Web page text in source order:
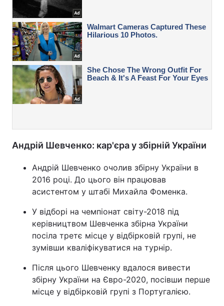
Андрій Шевченко: кар'єра у збірній України
Андрій Шевченко очолив збірну України в
2016 році. До цього він працював
асистентом у штабі Михайла Фоменка.
У відборі на чемпіонат світу-2018 під
керівництвом Шевченка збірна України
посіла третє місце у відбірковій групі, не
зумівши кваліфікуватися на турнір.
Після цього Шевченку вдалося вивести
збірну України на Євро-2020, посівши перше
місце у відбірковій групі з Португалією.